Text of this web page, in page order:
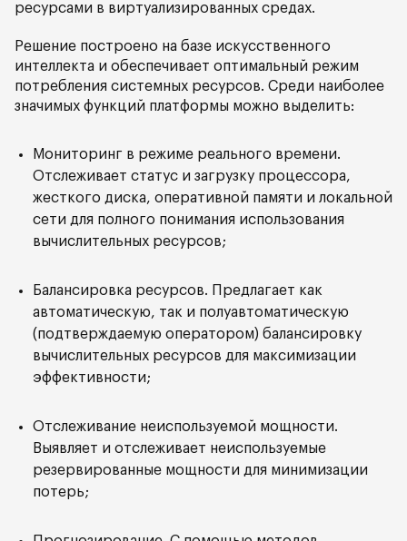
ресурсами в виртуализированных средах.
Решение построено на базе искусственного
интеллекта и обеспечивает оптимальный режим
потребления системных ресурсов. Среди наиболее
значимых функций платформы можно выделить:
Мониторинг в режиме реального времени.
Отслеживает статус и загрузку процессора,
жесткого диска, оперативной памяти и локальной
сети для полного понимания использования
вычислительных ресурсов;
Балансировка ресурсов. Предлагает как
автоматическую, так и полуавтоматическую
(подтверждаемую оператором) балансировку
вычислительных ресурсов для максимизации
эффективности;
Отслеживание неиспользуемой мощности.
Выявляет и отслеживает неиспользуемые
резервированные мощности для минимизации
потерь;